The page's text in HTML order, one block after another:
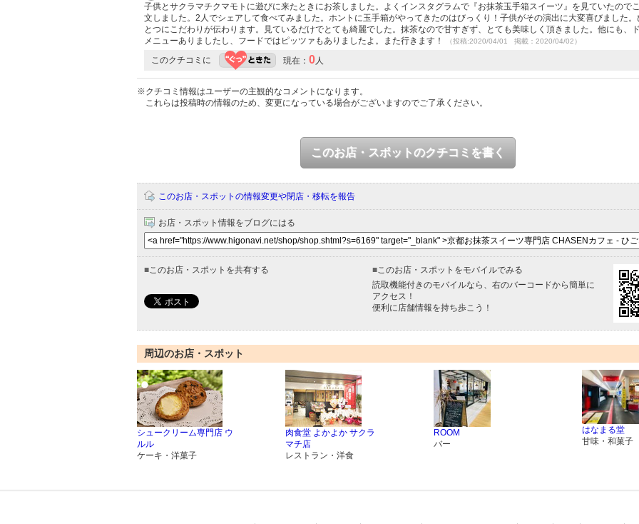
子供とサクラマチクマモトに遊びに来たときにお茶しました。よくインスタグラムで『お抹茶玉手箱スイーツ』を見ていたので
文しました。2人でシェアして食べてみました。ホントに玉手箱がやってきたのはびっくり！子供がその演出に大変喜びました。
とつにこだわりが伝わります。見ているだけでとても綺麗でした。抹茶なので甘すぎず、とても美味しく頂きました。他にも、
メニューありましたし、フードではピッツァもありましたよ。また行きます！
（投稿:2020/04/01 掲載：2020/04/02）
このクチコミに 現在： 0人
※クチコミ情報はユーザーの主観的なコメントになります。
これらは投稿時の情報のため、変更になっている場合がございますのでご了承ください。
このお店・スポットのクチコミを書く
このお店・スポットの情報変更や閉店・移転を報告
お店・スポット情報をブログにはる
■このお店・スポットを共有する ■このお店・スポットをモバイルでみる
読取機能付きのモバイルなら、右のバーコードから簡単に
アクセス！
便利に店舗情報を持ち歩こう！
周辺のお店・スポット
シュークリーム専門店 ウ
ルル
ケーキ・洋菓子
肉食堂 よかよか サクラ
マチ店
レストラン・洋食
ROOM
バー
はなまる堂
甘味・和菓子